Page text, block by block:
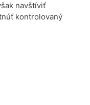
navštíviť
kontrolovaný